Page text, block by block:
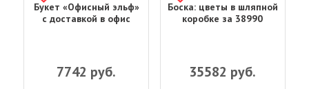
Букет «Офисный эльф»
с доставкой в офис
7742 руб.
Боска: цветы в шляпной
коробке за 38990
35582 руб.